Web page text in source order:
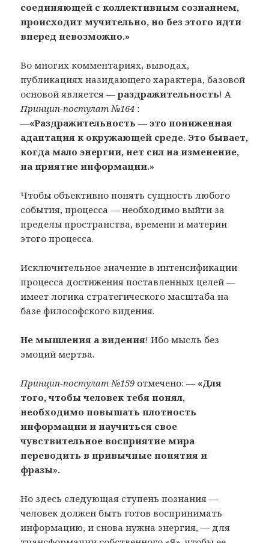
соединяющей с коллективным сознанием,
происходит мучительно, но без этого идти
вперед невозможно.»
Во многих комментариях, выводах,
публикациях назидающего характера, базовой
основой является —раздражительность! А
Принцип-постулат №164 :
—«Раздражительность — это пониженная
адаптация к окружающей среде. Это бывает,
когда мало энергии, нет сил на изменение,
на приятие информации.»
Чтобы объективно понять сущность любого
события, процесса — необходимо выйти за
пределы пространства, времени и материи
этого процесса.
Исключительное значение в интенсификации
процесса достижения поставленных целей —
имеет логика стратегического масштаба на
базе философского видения.
Не мышления а видения! Ибо мысль без
эмоций мертва.
Принцип-постулат №159 отмечено: — «Для
того, чтобы человек тебя понял,
необходимо повышать плотность
информации и научиться свое
чувствительное восприятие мира
переводить в привычные понятия и
фразы».
Но здесь следующая ступень познания —
человек должен быть готов воспринимать
информацию, и снова нужна энергия, — для